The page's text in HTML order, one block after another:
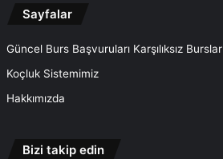
Sayfalar
Güncel Burs Başvuruları Karşılıksız Burslar
Koçluk Sistemimiz
Hakkımızda
Bizi takip edin